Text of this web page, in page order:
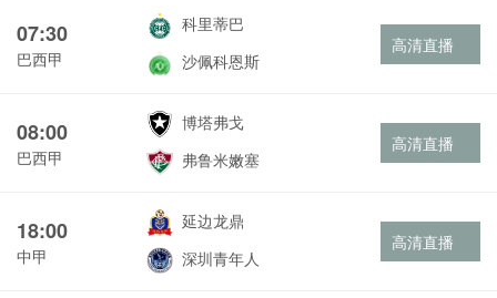
07:30
巴西甲
科里蒂巴
沙佩科恩斯
高清直播
08:00
巴西甲
博塔弗戈
弗鲁米嫩塞
高清直播
18:00
中甲
延边龙鼎
深圳青年人
高清直播